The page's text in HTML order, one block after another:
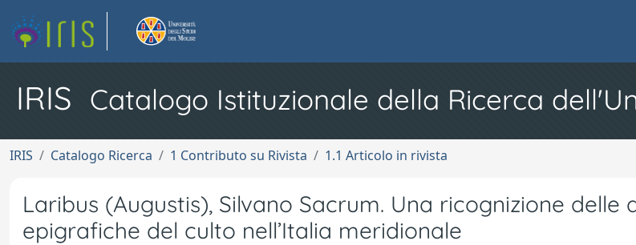
IRIS Catalogo Istituzionale della Ricerca
IRIS Catalogo Ricerca 1 Contributo su Rivista 1.1 Articolo in rivista
Laribus (Augustis), Silvano Sacrum. Una ricognizione delle
epigrafiche del culto nell’Italia meridionale